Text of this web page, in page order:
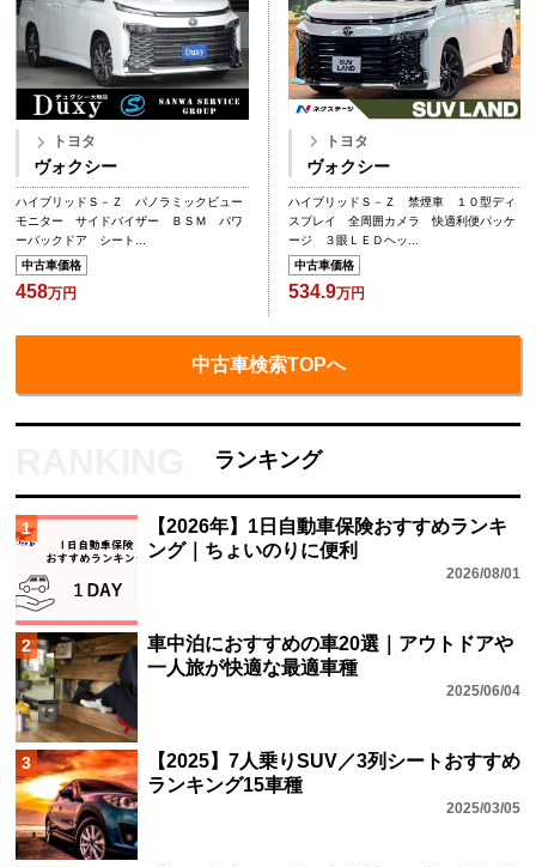
トヨタ
ヴォクシー
ハイブリッドＳ－Ｚ パノラミックビュー
モニター サイドバイザー ＢＳＭ パワ
ーバックドア シート...
中古車価格
458万円
トヨタ
ヴォクシー
ハイブリッドＳ－Ｚ 禁煙車 １０型ディ
スプレイ 全周囲カメラ 快適利便パッケ
ージ ３眼ＬＥＤヘッ...
中古車価格
534.9万円
中古車検索TOPへ
ランキング
1
【2026年】1日自動車保険おすすめランキ
ング｜ちょいのりに便利
2026/08/01
2
車中泊におすすめの車20選｜アウトドアや
一人旅が快適な最適車種
2025/06/04
3
【2025】7人乗りSUV／3列シートおすすめ
ランキング15車種
2025/03/05